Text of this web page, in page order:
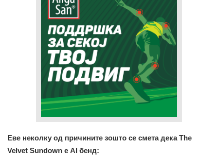
Еве неколку од причините зошто се смета дека The
Velvet Sundown е AI бенд: